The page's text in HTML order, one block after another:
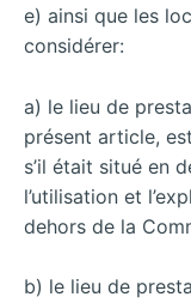
e) ainsi que les
considérer:
a) le lieu de
présent article,
s’il était situé en
l’utilisation et
dehors de la
b) le lieu de